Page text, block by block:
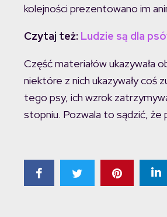
kolejności prezentowano im
Czytaj też: Ludzie są dla
Część materiałów ukazywała
niektóre z nich ukazywały coś
tego psy, ich wzrok
stopniu. Pozwala to sądzić, że